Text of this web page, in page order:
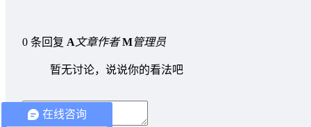
0 条回复 A文章作者 M管理员
暂无讨论，说说你的看法吧
在线咨询